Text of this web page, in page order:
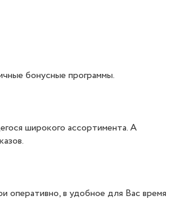
бонусные программы.
широкого ассортимента. А
оперативно, в удобное для Вас время